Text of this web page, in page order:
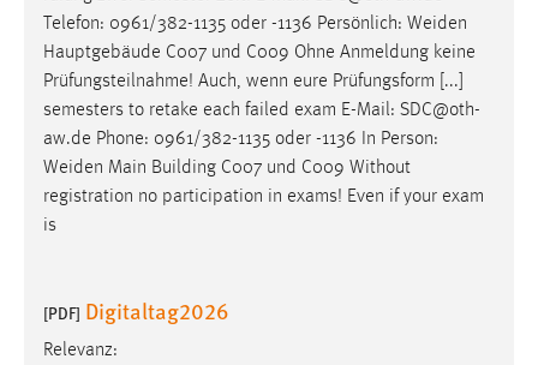
Telefon: 0961/382-1135 oder -1136 Persönlich: Weiden
Hauptgebäude C007 und C009 Ohne Anmeldung keine
Prüfungsteilnahme! Auch, wenn eure Prüfungsform [...]
semesters to retake each failed exam E-Mail: SDC@oth-
aw.de Phone: 0961/382-1135 oder -1136 In Person:
Weiden Main Building C007 und C009 Without
registration no participation in exams! Even if your exam
is
[PDF] Digitaltag2026
Relevanz: